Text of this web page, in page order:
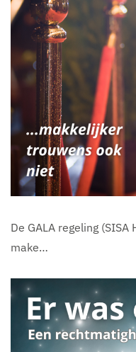
De GALA regeling
make…